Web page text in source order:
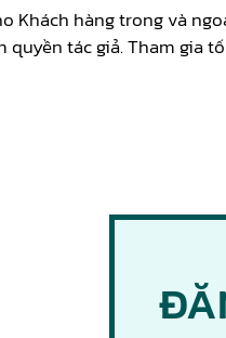
Khách hàng trong và
tác giả. Tham gia